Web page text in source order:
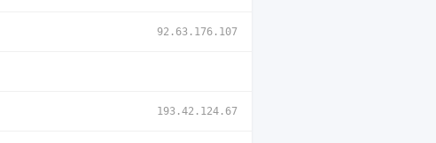
92.63.176.107
193.42.124.67